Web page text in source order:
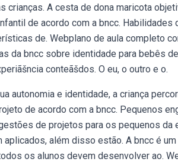
crianças. A cesta de dona maricota
de acordo com a bncc. Habilidades
de. Webplano de aula completo
da bncc sobre identidade para bebês
conteãšdos. O eu, o outro e o.
autonomia e identidade, a criança
de acordo com a bncc. Pequenos
de projetos para os pequenos da
além disso estão. A bncc é
os alunos devem desenvolver ao.